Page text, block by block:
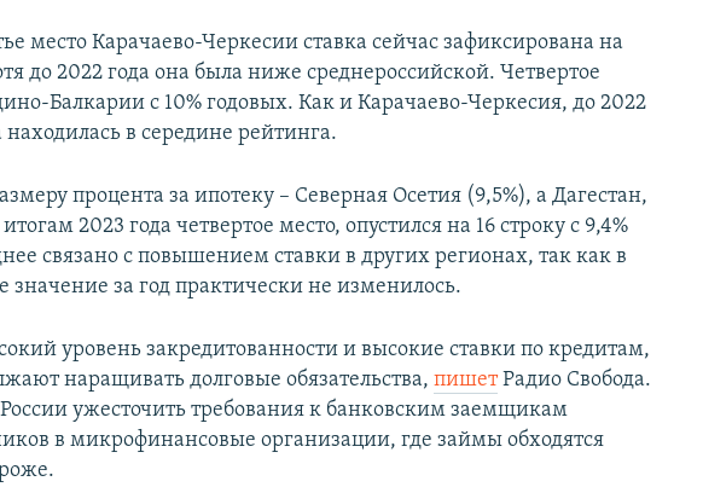
место Карачаево-Черкесии ставка сейчас зафиксирована на
до 2022 года она была ниже среднероссийской. Четвертое
Балкарии с 10% годовых. Как и Карачаево-Черкесия, до 2022
находилась в середине рейтинга.
процента за ипотеку – Северная Осетия (9,5%), а Дагестан,
2023 года четвертое место, опустился на 16 строку с 9,4%
связано с повышением ставки в других регионах, так как в
значение за год практически не изменилось.
уровень закредитованности и высокие ставки по кредитам,
наращивать долговые обязательства,пишетРадио Свобода.
ужесточить требования к банковским заемщикам
в микрофинансовые организации, где займы обходятся